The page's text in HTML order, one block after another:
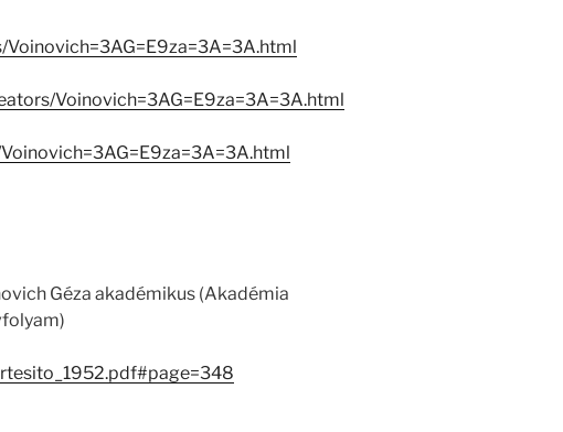
Voinovich=3AG=E9za=3A=3A.html
Géza akadémikus (Akadémia